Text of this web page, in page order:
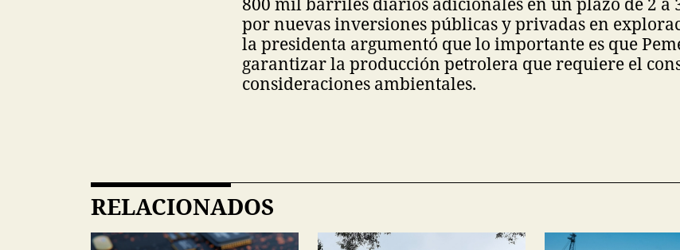
por nuevas inversiones públicas y privadas en
la presidenta argumentó que lo importante es que
garantizar la producción petrolera que requiere el
consideraciones ambientales.
RELACIONADOS